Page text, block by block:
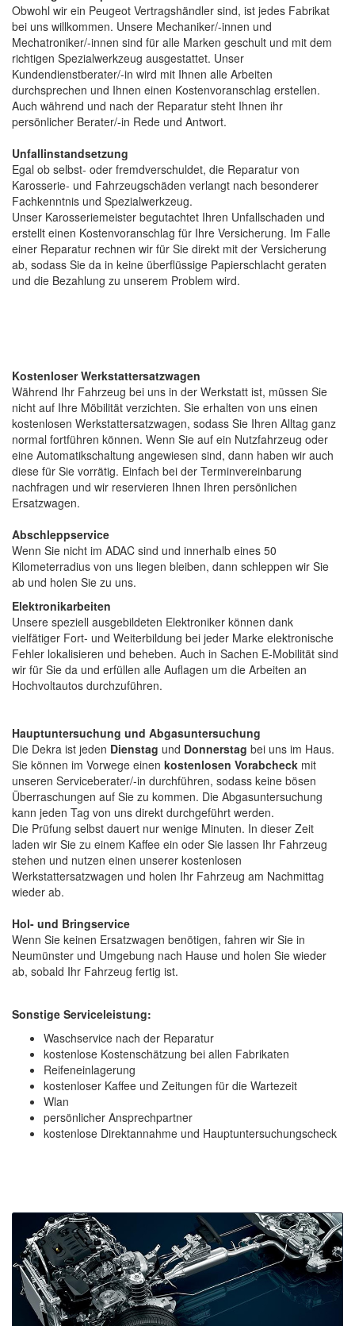
Obwohl wir ein Peugeot Vertragshändler sind, ist jedes Fabrikat
bei uns willkommen. Unsere Mechaniker/-innen und
Mechatroniker/-innen sind für alle Marken geschult und mit dem
richtigen Spezialwerkzeug ausgestattet. Unser
Kundendienstberater/-in wird mit Ihnen alle Arbeiten
durchsprechen und Ihnen einen Kostenvoranschlag erstellen.
Auch während und nach der Reparatur steht Ihnen ihr
persönlicher Berater/-in Rede und Antwort.
Unfallinstandsetzung
Egal ob selbst- oder fremdverschuldet, die Reparatur von
Karosserie- und Fahrzeugschäden verlangt nach besonderer
Fachkenntnis und Spezialwerkzeug.
Unser Karosseriemeister begutachtet Ihren Unfallschaden und
erstellt einen Kostenvoranschlag für Ihre Versicherung. Im Falle
einer Reparatur rechnen wir für Sie direkt mit der Versicherung
ab, sodass Sie da in keine überflüssige Papierschlacht geraten
und die Bezahlung zu unserem Problem wird.
Kostenloser Werkstattersatzwagen
Während Ihr Fahrzeug bei uns in der Werkstatt ist, müssen Sie
nicht auf Ihre Möbilität verzichten. Sie erhalten von uns einen
kostenlosen Werkstattersatzwagen, sodass Sie Ihren Alltag ganz
normal fortführen können. Wenn Sie auf ein Nutzfahrzeug oder
eine Automatikschaltung angewiesen sind, dann haben wir auch
diese für Sie vorrätig. Einfach bei der Terminvereinbarung
nachfragen und wir reservieren Ihnen Ihren persönlichen
Ersatzwagen.
Abschleppservice
Wenn Sie nicht im ADAC sind und innerhalb eines 50
Kilometerradius von uns liegen bleiben, dann schleppen wir Sie
ab und holen Sie zu uns.
Elektronikarbeiten
Unsere speziell ausgebildeten Elektroniker können dank
vielfätiger Fort- und Weiterbildung bei jeder Marke elektronische
Fehler lokalisieren und beheben. Auch in Sachen E-Mobilität sind
wir für Sie da und erfüllen alle Auflagen um die Arbeiten an
Hochvoltautos durchzuführen.
Hauptuntersuchung und Abgasuntersuchung
Die Dekra ist jeden Dienstag und Donnerstag bei uns im Haus.
Sie können im Vorwege einen kostenlosen Vorabcheck mit
unseren Serviceberater/-in durchführen, sodass keine bösen
Überraschungen auf Sie zu kommen. Die Abgasuntersuchung
kann jeden Tag von uns direkt durchgeführt werden.
Die Prüfung selbst dauert nur wenige Minuten. In dieser Zeit
laden wir Sie zu einem Kaffee ein oder Sie lassen Ihr Fahrzeug
stehen und nutzen einen unserer kostenlosen
Werkstattersatzwagen und holen Ihr Fahrzeug am Nachmittag
wieder ab.
Hol- und Bringservice
Wenn Sie keinen Ersatzwagen benötigen, fahren wir Sie in
Neumünster und Umgebung nach Hause und holen Sie wieder
ab, sobald Ihr Fahrzeug fertig ist.
Sonstige Serviceleistung:
Waschservice nach der Reparatur
kostenlose Kostenschätzung bei allen Fabrikaten
Reifeneinlagerung
kostenloser Kaffee und Zeitungen für die Wartezeit
Wlan
persönlicher Ansprechpartner
kostenlose Direktannahme und Hauptuntersuchungscheck